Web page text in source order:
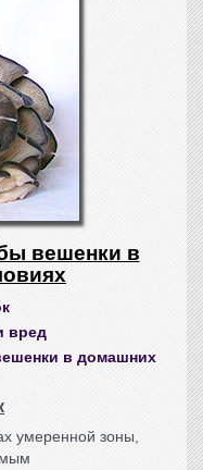
вешенки в
вред
в домашних
умеренной зоны,